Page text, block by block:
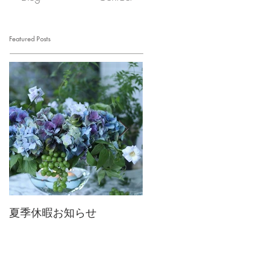
Featured Posts
夏季休暇お知らせ